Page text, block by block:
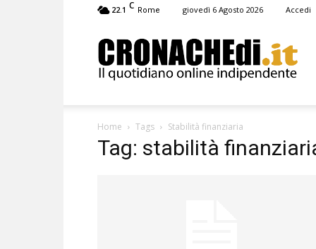
22.1 C Rome giovedì 6 Agosto 2026 Accedi
Home Tags Stabilità finanziaria
Tag: stabilità